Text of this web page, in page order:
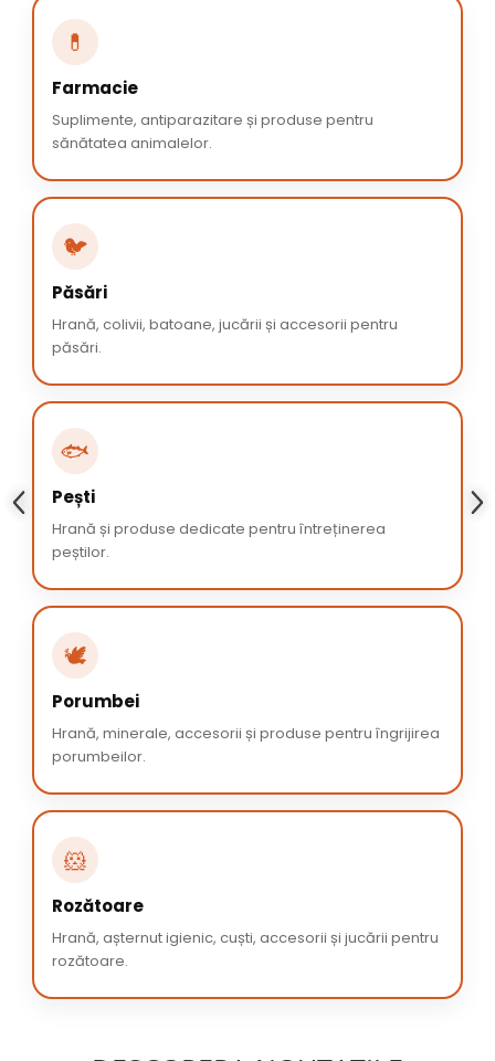
💊
Farmacie
Suplimente, antiparazitare și produse pentru
sănătatea animalelor.
🐦
Păsări
Hrană, colivii, batoane, jucării și accesorii pentru
păsări.
🐟
Pești
Hrană și produse dedicate pentru întreținerea
peștilor.
🕊️
Porumbei
Hrană, minerale, accesorii și produse pentru îngrijirea
porumbeilor.
🐹
Rozătoare
Hrană, așternut igienic, cuști, accesorii și jucării pentru
rozătoare.